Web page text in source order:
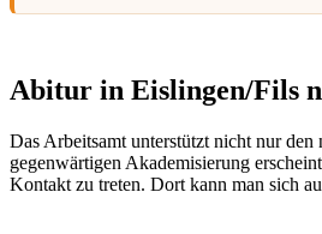
Abitur in Eislingen/Fils
Das Arbeitsamt unterstützt nicht nur
gegenwärtigen Akademisierung
Kontakt zu treten. Dort kann man sich